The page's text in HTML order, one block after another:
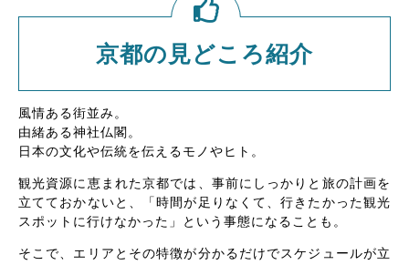
京都の見どころ紹介
風情ある街並み。
由緒ある神社仏閣。
日本の文化や伝統を伝えるモノやヒト。
観光資源に恵まれた京都では、事前にしっかりと旅の計画を
立てておかないと、「時間が足りなくて、行きたかった観光
スポットに行けなかった」という事態になることも。
そこで、エリアとその特徴が分かるだけでスケジュールが立